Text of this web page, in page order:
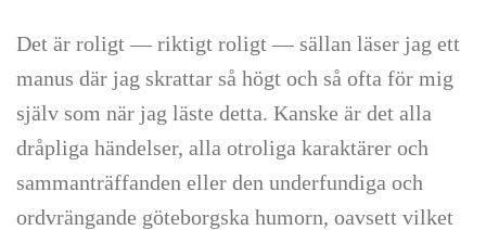
Det är roligt — riktigt roligt — sällan läser jag ett
manus där jag skrattar så högt och så ofta för mig
själv som när jag läste detta. Kanske är det alla
dråpliga händelser, alla otroliga karaktärer och
sammanträffanden eller den underfundiga och
ordvrängande göteborgska humorn, oavsett vilket